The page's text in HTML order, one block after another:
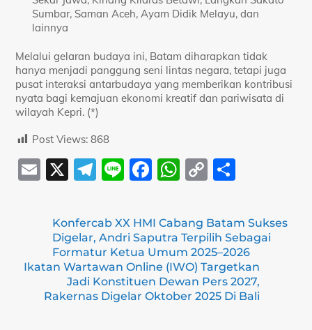
Sumbar, Saman Aceh, Ayam Didik Melayu, dan
lainnya
Melalui gelaran budaya ini, Batam diharapkan tidak
hanya menjadi panggung seni lintas negara, tetapi juga
pusat interaksi antarbudaya yang memberikan kontribusi
nyata bagi kemajuan ekonomi kreatif dan pariwisata di
wilayah Kepri. (*)
Post Views: 868
E
ai
X
T
e
gr
a
m
Li
e
F
c
e
b
o
o
W
at
s
A
p
p
C
p
y
Li
n
k
ar
e
Konfercab XX HMI Cabang Batam Sukses
Digelar, Andri Saputra Terpilih Sebagai
Formatur Ketua Umum 2025–2026
Ikatan Wartawan Online (IWO) Targetkan
Jadi Konstituen Dewan Pers 2027,
Rakernas Digelar Oktober 2025 Di Bali